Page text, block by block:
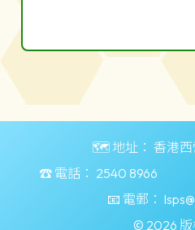
🗺️ 地址： 香港西
☎️ 電話： 2540 8966
📧 電郵：
© 2026 版